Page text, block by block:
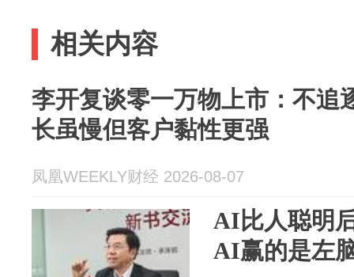
相关内容
李开复谈零一万物上市：不追
长虽慢但客户黏性更强
凤凰WEEKLY财经 2026-08-07
AI比人聪明
AI赢的是左